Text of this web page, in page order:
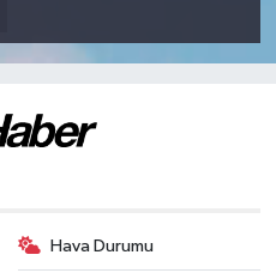
Hava Durumu